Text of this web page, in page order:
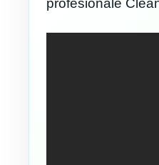
profesionale